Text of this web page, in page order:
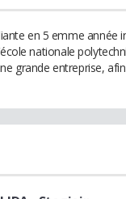
en 5 emme année
nationale
grande entreprise,